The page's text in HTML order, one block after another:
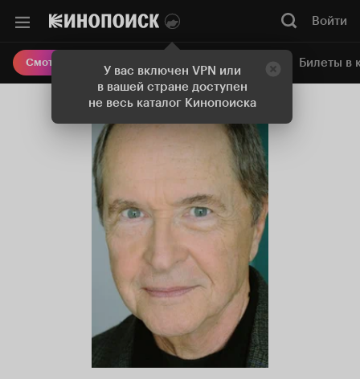
У вас включен VPN или
в вашей стране доступен
не весь каталог Кинопоиска
Войти
Смотреть кино Онлайн-кинотеатр Билеты в